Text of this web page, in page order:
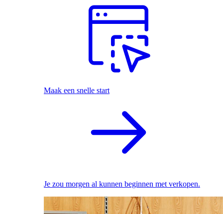
Maak een snelle start
Je zou morgen al kunnen beginnen met verkopen.